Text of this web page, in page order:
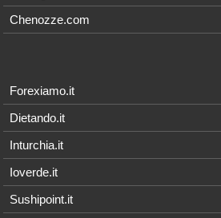
Chenozze.com
Forexiamo.it
Dietando.it
Inturchia.it
Ioverde.it
Sushipoint.it